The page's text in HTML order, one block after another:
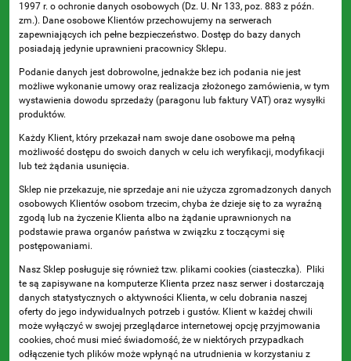
1997 r. o ochronie danych osobowych (Dz. U. Nr 133, poz. 883 z późn.
zm.). Dane osobowe Klientów przechowujemy na serwerach
zapewniających ich pełne bezpieczeństwo. Dostęp do bazy danych
posiadają jedynie uprawnieni pracownicy Sklepu.
Podanie danych jest dobrowolne, jednakże bez ich podania nie jest
możliwe wykonanie umowy oraz realizacja złożonego zamówienia, w tym
wystawienia dowodu sprzedaży (paragonu lub faktury VAT) oraz wysyłki
produktów.
Każdy Klient, który przekazał nam swoje dane osobowe ma pełną
możliwość dostępu do swoich danych w celu ich weryfikacji, modyfikacji
lub też żądania usunięcia.
Sklep nie przekazuje, nie sprzedaje ani nie użycza zgromadzonych danych
osobowych Klientów osobom trzecim, chyba że dzieje się to za wyraźną
zgodą lub na życzenie Klienta albo na żądanie uprawnionych na
podstawie prawa organów państwa w związku z toczącymi się
postępowaniami.
Nasz Sklep posługuje się również tzw. plikami cookies (ciasteczka). Pliki
te są zapisywane na komputerze Klienta przez nasz serwer i dostarczają
danych statystycznych o aktywności Klienta, w celu dobrania naszej
oferty do jego indywidualnych potrzeb i gustów. Klient w każdej chwili
może wyłączyć w swojej przeglądarce internetowej opcję przyjmowania
cookies, choć musi mieć świadomość, że w niektórych przypadkach
odłączenie tych plików może wpłynąć na utrudnienia w korzystaniu z